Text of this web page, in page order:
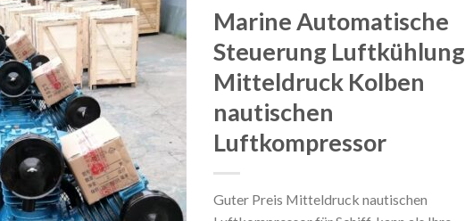
Marine Automatische
Steuerung Luftkühlung
Mitteldruck Kolben
nautischen
Luftkompressor
Guter Preis Mitteldruck nautischen